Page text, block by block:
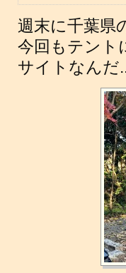
週末に千葉県
今回もテント
サイトなんだ